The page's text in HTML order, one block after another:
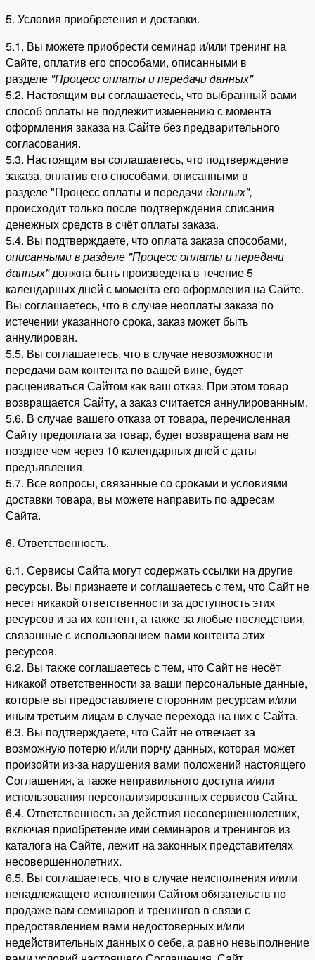
5. Условия приобретения и доставки.
5.1. Вы можете приобрести семинар и/или тренинг на
Сайте, оплатив его способами, описанными в
разделе "Процесс оплаты и передачи данных"
5.2. Настоящим вы соглашаетесь, что выбранный вами
способ оплаты не подлежит изменению с момента
оформления заказа на Сайте без предварительного
согласования.
5.3. Настоящим вы соглашаетесь, что подтверждение
заказа, оплатив его способами, описанными в
разделе "Процесс оплаты и передачи данных",
происходит только после подтверждения списания
денежных средств в счёт оплаты заказа.
5.4. Вы подтверждаете, что оплата заказа способами,
описанными в разделе "Процесс оплаты и передачи
данных"должна быть произведена в течение 5
календарных дней с момента его оформления на Сайте.
Вы соглашаетесь, что в случае неоплаты заказа по
истечении указанного срока, заказ может быть
аннулирован.
5.5. Вы соглашаетесь, что в случае невозможности
передачи вам контента по вашей вине, будет
расцениваться Сайтом как ваш отказ. При этом товар
возвращается Сайту, а заказ считается аннулированным.
5.6. В случае вашего отказа от товара, перечисленная
Сайту предоплата за товар, будет возвращена вам не
позднее чем через 10 календарных дней с даты
предъявления.
5.7. Все вопросы, связанные со сроками и условиями
доставки товара, вы можете направить по адресам
Сайта.
6. Ответственность.
6.1. Сервисы Сайта могут содержать ссылки на другие
ресурсы. Вы признаете и соглашаетесь с тем, что Сайт не
несет никакой ответственности за доступность этих
ресурсов и за их контент, а также за любые последствия,
связанные с использованием вами контента этих
ресурсов.
6.2. Вы также соглашаетесь с тем, что Сайт не несёт
никакой ответственности за ваши персональные данные,
которые вы предоставляете сторонним ресурсам и/или
иным третьим лицам в случае перехода на них с Сайта.
6.3. Вы подтверждаете, что Сайт не отвечает за
возможную потерю и/или порчу данных, которая может
произойти из-за нарушения вами положений настоящего
Соглашения, а также неправильного доступа и/или
использования персонализированных сервисов Сайта.
6.4. Ответственность за действия несовершеннолетних,
включая приобретение ими семинаров и тренингов из
каталога на Сайте, лежит на законных представителях
несовершеннолетних.
6.5. Вы соглашаетесь, что в случае неисполнения и/или
ненадлежащего исполнения Сайтом обязательств по
продаже вам семинаров и тренингов в связи с
предоставлением вами недостоверных и/или
недействительных данных о себе, а равно невыполнение